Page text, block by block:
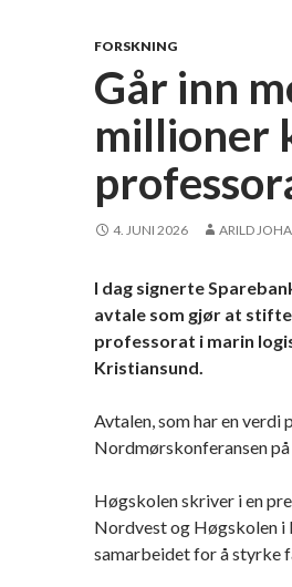
FORSKNING
Går inn
millioner
4. JUNI 2026 ARILD
I dag signerte
avtale som gjør at
professorat i marin
Kristiansund.
Avtalen, som har en verdi
Nordmørskonferansen
Høgskolen skriver i en
Nordvest og Høgskolen
samarbeidet for å styrke